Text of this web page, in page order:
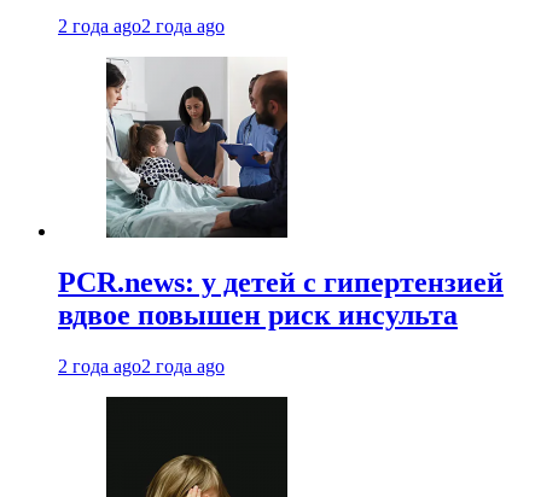
2 года ago2 года ago
PCR.news: у детей с гипертензией
вдвое повышен риск инсульта
2 года ago2 года ago